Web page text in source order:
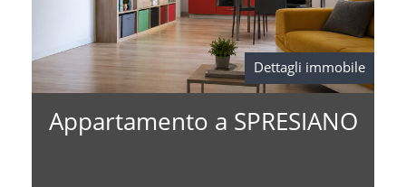
Dettagli immobile
Appartamento a SPRESIANO